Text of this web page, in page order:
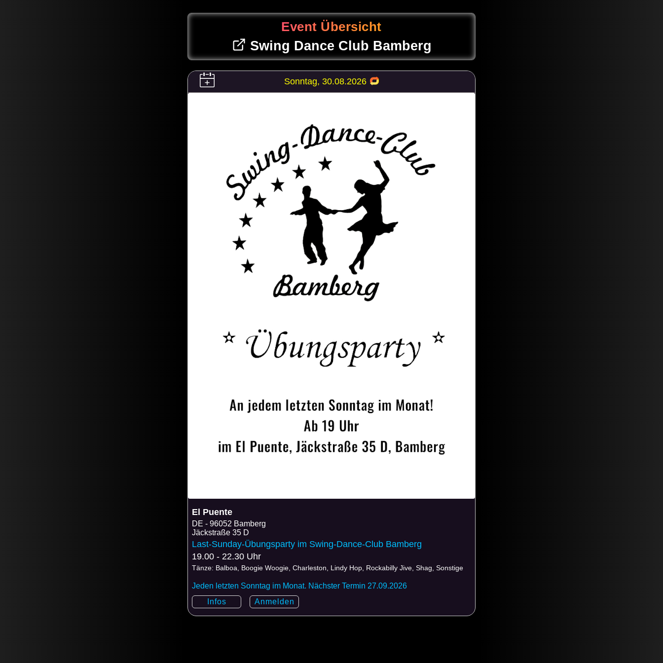
Event Übersicht
Swing Dance Club Bamberg
Sonntag, 30.08.2026
El Puente
DE
96052 Bamberg
Jäckstraße 35 D
Last-Sunday-Übungsparty im Swing-Dance-Club Bamberg
19.00 - 22.30 Uhr
Tänze: Balboa, Boogie Woogie, Charleston, Lindy Hop, Rockabilly Jive, Shag, Sonstige
Jeden letzten Sonntag im Monat. Nächster Termin 27.09.2026
Infos
Anmelden